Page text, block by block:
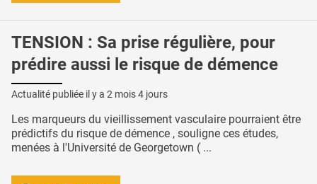
TENSION : Sa prise régulière, pour
prédire aussi le risque de démence
Actualité publiée il y a 2 mois 4 jours
Les marqueurs du vieillissement vasculaire pourraient être
prédictifs du risque de démence , souligne ces études,
menées à l'Université de Georgetown ( ...